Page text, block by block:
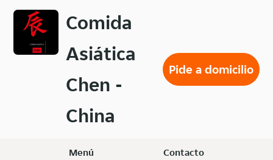
Volver
principal
Comida
Asiática
Chen -
China
Pide a domicilio
Menú Contacto